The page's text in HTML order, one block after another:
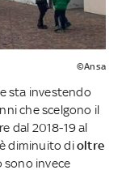
©Ansa
sta investendo
che scelgono il
dal 2018-19 al
diminuito dioltre
sono invece